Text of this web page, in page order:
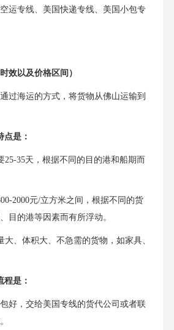
运专线、美国快递专线、美国小包专
效以及价格区间）
过海运的方式，将货物从佛山运输到
点是：
25-35天，根据不同的目的港和船期而
2000元/立方米之间，根据不同的货
目的港等因素而有所浮动。
大、体积大、不急需的货物，如家具、
程是：
好，交给美国专线的货代公司或者联